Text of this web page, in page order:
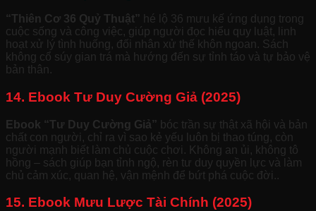
“Thiên Cơ 36 Quỷ Thuật” hé lộ 36 mưu kế ứng dụng trong
cuộc sống và công việc, giúp người đọc hiểu quy luật, linh
hoạt xử lý tình huống, đối nhân xử thế khôn ngoan. Sách
không cổ súy gian trá mà hướng đến sự tỉnh táo và tự bảo vệ
bản thân.
14. Ebook Tư Duy Cường Giả (2025)
Ebook “Tư Duy Cường Giả” bóc trần sự thật xã hội và bản
chất con người, chỉ ra vì sao kẻ yếu luôn bị thao túng, còn
người mạnh biết làm chủ cuộc chơi. Không an ủi, không tô
hồng – sách giúp bạn tỉnh ngộ, rèn tư duy quyền lực và làm
chủ cảm xúc, quan hệ, vận mệnh để bứt phá cuộc đời..
15. Ebook Mưu Lược Tài Chính (2025)